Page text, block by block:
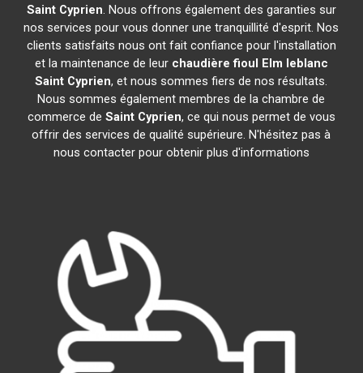
Saint Cyprien. Nous offrons également des garanties sur
nos services pour vous donner une tranquillité d'esprit. Nos
clients satisfaits nous ont fait confiance pour l'installation
et la maintenance de leur chaudière fioul Elm leblanc
Saint Cyprien, et nous sommes fiers de nos résultats.
Nous sommes également membres de la chambre de
commerce de Saint Cyprien, ce qui nous permet de vous
offrir des services de qualité supérieure. N'hésitez pas à
nous contacter pour obtenir plus d'informations